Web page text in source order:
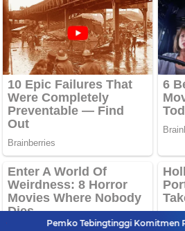
Pemko Tebingtinggi Komitmen